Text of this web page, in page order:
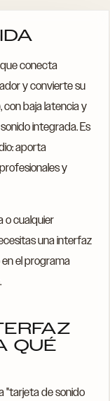
conecta
y convierte su
con baja latencia y
integrada. Es
aporta
y
o cualquier
una interfaz
el programa
QUÉ
"tarjeta de sonido